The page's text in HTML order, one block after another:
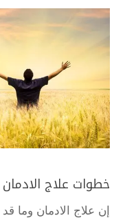
خطوات علاج الادمان
إن علاج الادمان